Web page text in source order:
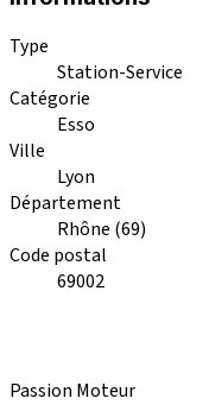
Type
Station-Service
Catégorie
Esso
Ville
Lyon
Département
Rhône (69)
Code postal
69002
Passion Moteur